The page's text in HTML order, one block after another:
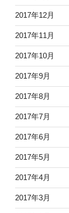
2017年12月
2017年11月
2017年10月
2017年9月
2017年8月
2017年7月
2017年6月
2017年5月
2017年4月
2017年3月